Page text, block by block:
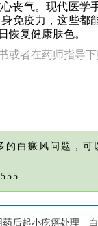
丧气。现代医学
免疫力，这些都
恢复健康肤色。
或者在药师指导下
白癜风问题，可
药后起小疙瘩处理